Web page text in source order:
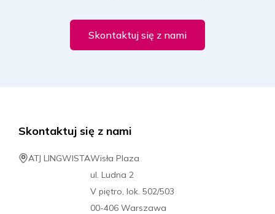
Skontaktuj się z nami
Skontaktuj się z nami
ATJ LINGWISTAWisła Plaza
ul. Ludna 2
V piętro, lok. 502/503
00-406 Warszawa